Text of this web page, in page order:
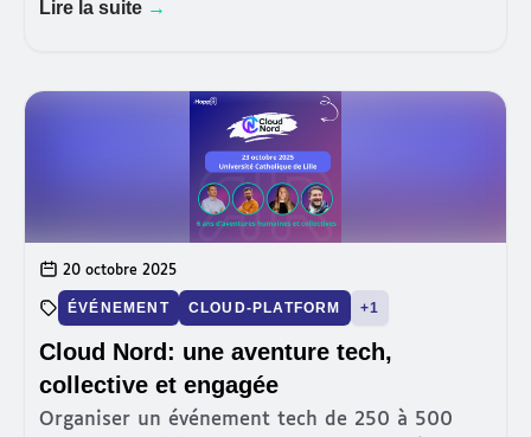
Lire la suite →
20 octobre 2025
ÉVÉNEMENT CLOUD-PLATFORM +1
Cloud Nord: une aventure tech,
collective et engagée
Organiser un événement tech de 250 à 500